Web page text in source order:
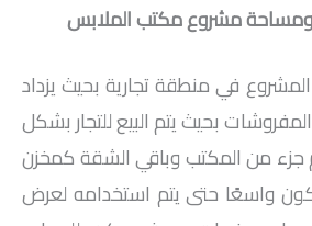
مشروع مكتب الملابس
في منطقة تجارية بحيث يزداد
بحيث يتم البيع للتجار بشكل
جزء من المكتب وباقي الشقة كمخزن
واسعًا حتى يتم استخدامه لعرض